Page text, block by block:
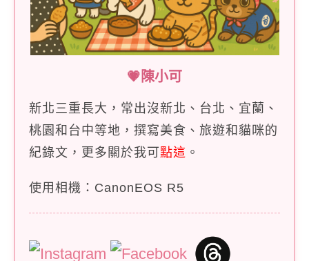
💗陳小可
新北三重長大，常出沒新北、台北、宜蘭、
桃園和台中等地，撰寫美食、旅遊和貓咪的
紀錄文，更多關於我可 點這 。
使用相機：CanonEOS R5